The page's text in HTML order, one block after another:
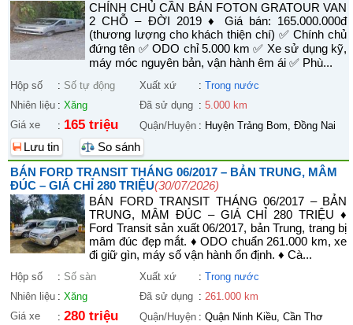
CHÍNH CHỦ CẦN BÁN FOTON GRATOUR VAN
2 CHỖ – ĐỜI 2019 ♦ Giá bán: 165.000.000đ
(thương lượng cho khách thiện chí) ✅ Chính chủ
đứng tên ✅ ODO chỉ 5.000 km ✅ Xe sử dụng kỹ,
máy móc nguyên bản, vận hành êm ái ✅ Phù...
Hộp số : Số tự động Xuất xứ : Trong nước
Nhiên liệu : Xăng Đã sử dụng : 5.000 km
Giá xe
: 165 triệu Quận/Huyện : Huyện Trảng Bom, Đồng Nai
Lưu tin
So sánh
BÁN FORD TRANSIT THÁNG 06/2017 – BẢN TRUNG, MÂM
ĐÚC – GIÁ CHỈ 280 TRIỆU(30/07/2026)
BÁN FORD TRANSIT THÁNG 06/2017 – BẢN
TRUNG, MÂM ĐÚC – GIÁ CHỈ 280 TRIỆU ♦
Ford Transit sản xuất 06/2017, bản Trung, trang bị
mâm đúc đẹp mắt. ♦ ODO chuẩn 261.000 km, xe
đi giữ gìn, máy số vận hành ổn định. ♦ Cà...
Hộp số : Số sàn Xuất xứ : Trong nước
Nhiên liệu : Xăng Đã sử dụng : 261.000 km
Giá xe
: 280 triệu Quận/Huyện : Quận Ninh Kiều, Cần Thơ